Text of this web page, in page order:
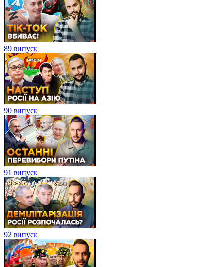
89 випуск
90 випуск
91 випуск
92 випуск